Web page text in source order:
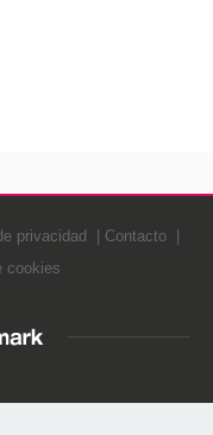
privacidad
Contacto
cookies